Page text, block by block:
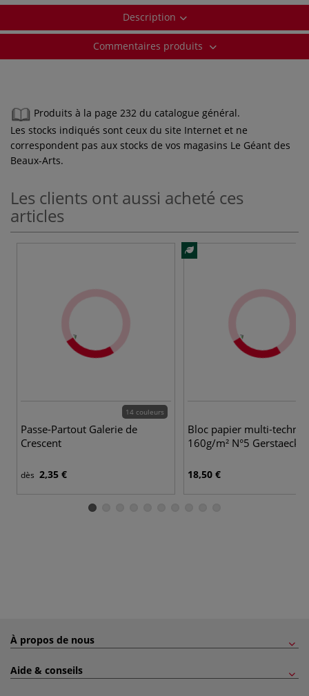
Description
Commentaires produits
Produits à la page 232 du catalogue général.
Les stocks indiqués sont ceux du site Internet et ne
correspondent pas aux stocks de vos magasins Le Géant des
Beaux-Arts.
Les clients ont aussi acheté ces
articles
14 couleurs
Passe-Partout Galerie de
Crescent
dès 2,35 €
Bloc papier multi-
160g/m² N°5 Gerstaecker
18,50 €
À propos de nous
Aide & conseils